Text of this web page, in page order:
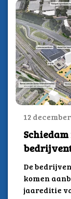
12 december
De
komen
jaareditie